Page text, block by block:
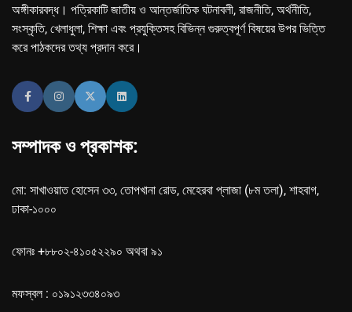
অঙ্গীকারবদ্ধ। পত্রিকাটি জাতীয় ও আন্তর্জাতিক ঘটনাবলী, রাজনীতি, অর্থনীতি,
সংস্কৃতি, খেলাধুলা, শিক্ষা এবং প্রযুক্তিসহ বিভিন্ন গুরুত্বপূর্ণ বিষয়ের উপর ভিত্তি
করে পাঠকদের তথ্য প্রদান করে।
সম্পাদক ও প্রকাশক:
মো: সাখাওয়াত হোসেন ৩৩, তোপখানা রোড, মেহেরবা প্লাজা (৮ম তলা), শাহবাগ,
ঢাকা-১০০০
ফোনঃ +৮৮০২-৪১০৫২২৯০ অথবা ৯১
মফস্বল : ০১৯১২৩৩৪০৯৩